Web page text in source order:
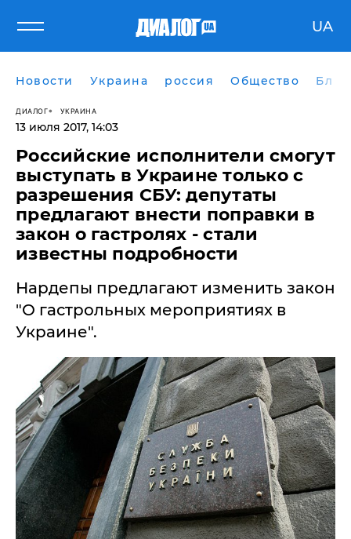
UA
Новости Украина россия Общество
ДИАЛОГ УКРАИНА
13 июля 2017, 14:03
Российские исполнители смогут
выступать в Украине только с
разрешения СБУ: депутаты
предлагают внести поправки в
закон о гастролях - стали
известны подробности
Нардепы предлагают изменить закон
"О гастрольных мероприятиях в
Украине".